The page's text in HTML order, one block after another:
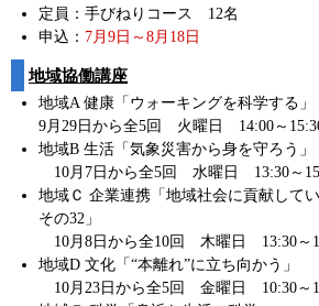
定員：手びねりコース 12名
申込： 7月9日～8月18日
地域協働講座
地域A 健康「ウォーキングを科学する」
9月29日から全5回 火曜日 14:00～
地域B 生活「気象災害から身を守ろう」
10月7日から全5回 水曜日 13:30～
地域Ｃ 企業連携「地域社会に貢献して
その32」
10月8日から全10回 木曜日 13:30～
地域D 文化「“本離れ”に立ち向かう」
10月23日から全5回 金曜日 10:30～